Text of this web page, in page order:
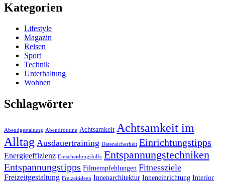
Kategorien
Lifestyle
Magazin
Reisen
Sport
Technik
Unterhaltung
Wohnen
Schlagwörter
Abendgestaltung Abendroutine Achtsamkeit Achtsamkeit im
Alltag Ausdauertraining Datensicherheit Einrichtungstipps
Energieeffizienz Entscheidungshilfe Entspannungstechniken
Entspannungstipps Filmempfehlungen Fitnessziele
Freizeitgestaltung Freizeitideen Innenarchitektur Inneneinrichtung Interior